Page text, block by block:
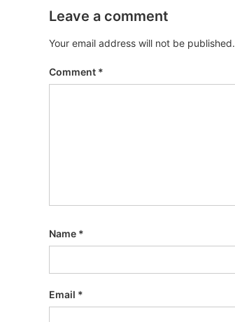
Leave a comment
Your email address will not be published.
Comment *
Name *
Email *